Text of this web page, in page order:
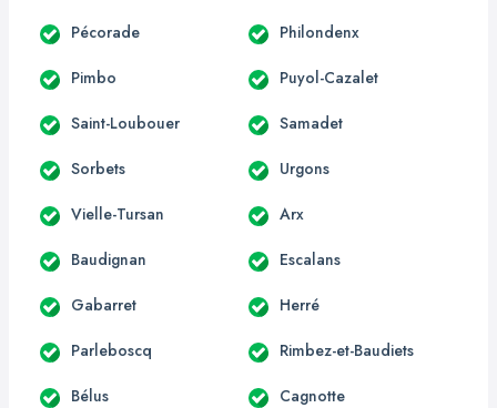
Pécorade Philondenx
Pimbo Puyol-Cazalet
Saint-Loubouer Samadet
Sorbets Urgons
Vielle-Tursan Arx
Baudignan Escalans
Gabarret Herré
Parleboscq Rimbez-et-Baudiets
Bélus Cagnotte